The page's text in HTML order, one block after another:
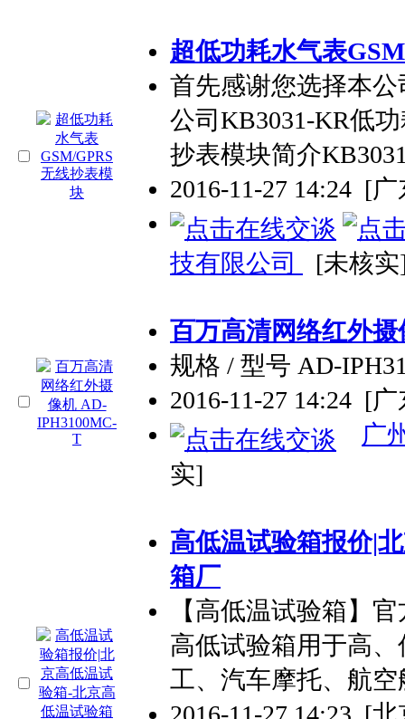
超低功耗水气表
首先感谢您选择本
公司KB3031-KR低
抄表模块简介
2016-11-27 14:24 [广
技有限公司 [未核
百万高清网络红外
规格 / 型号 AD-
2016-11-27 14:24 [广
广
实]
高低温试验箱报价|
箱厂
【高低温试验箱】
高低试验箱用于高
工、汽车摩托、航空